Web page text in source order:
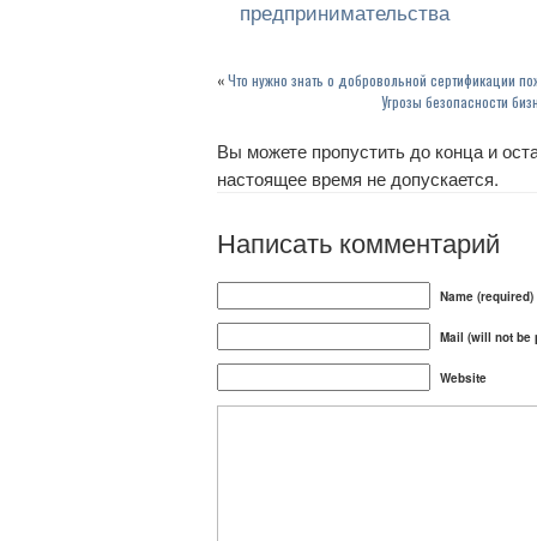
предпринимательства
«Что нужно знать о добровольной сертификации
Угрозы безопасности
Вы можете пропустить до конца и
настоящее время не допускается.
Написать комментарий
Name (required)
Mail (will not be
Website